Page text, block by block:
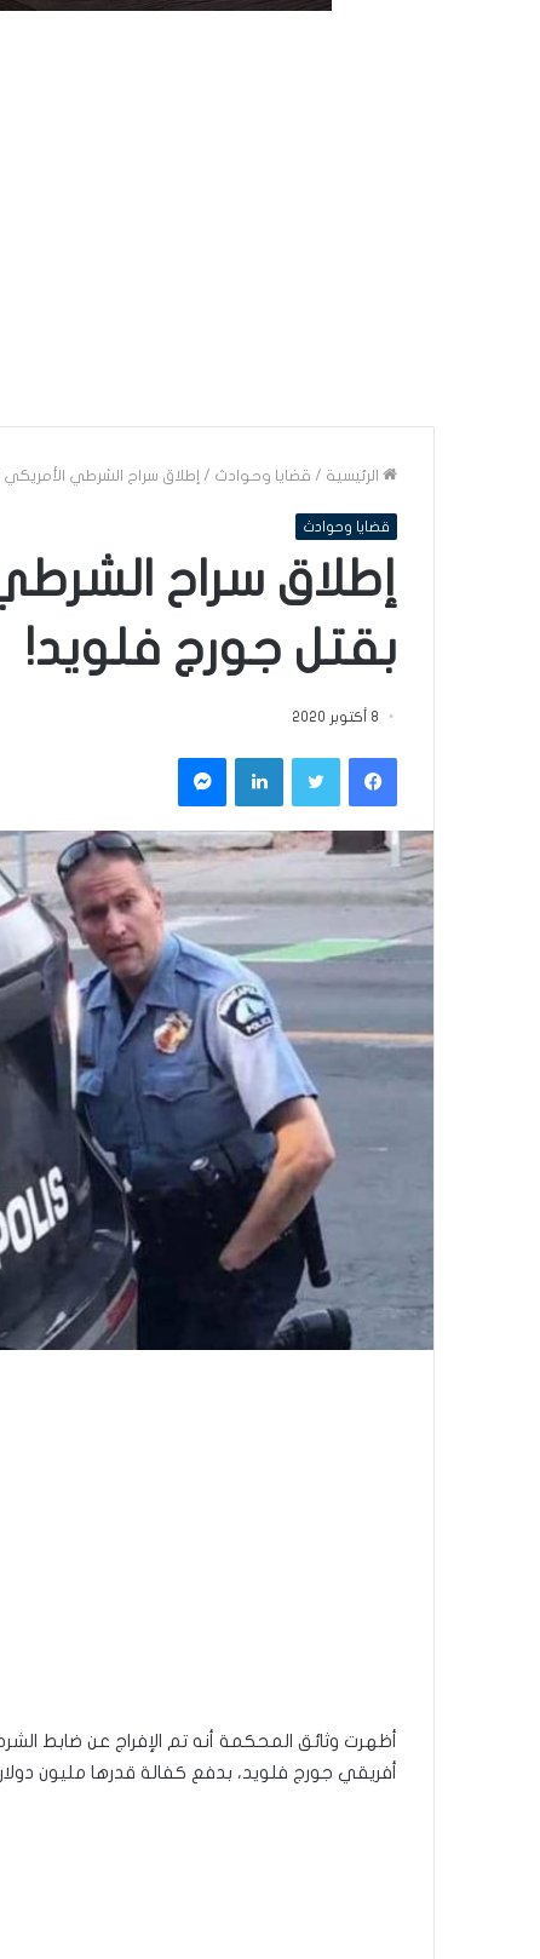
الرئيسية / قضايا وحوادث / إطلاق سراح الشرطي
قضايا وحوادث
إطلاق سراح
بقتل جورج فلويد!
8 أكتوبر 2020
فيسبوكتويتر لينكدإن ماسنجر
أظهرت وثائق المحكمة أنه تم الإفراج عن ضابط
أفريقي جورج فلويد، بدفع كفالة قدرها مليون